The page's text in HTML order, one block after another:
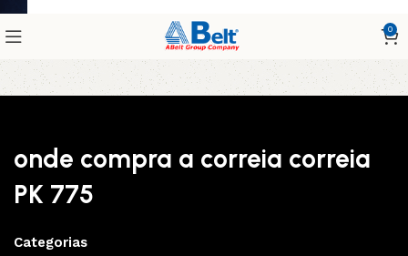
0
onde compra a correia correia
PK 775
Categorias